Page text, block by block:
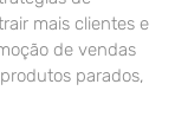
mais clientes e
de vendas
parados,